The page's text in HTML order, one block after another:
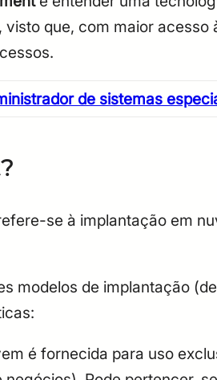
que, com maior
de sistemas
se à implantação em
modelos de implantação
é fornecida para uso